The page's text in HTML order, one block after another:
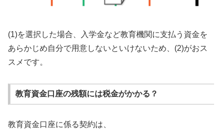
(1)を選択した場合、入学金など教育機関に支払う資金を
あらかじめ自分で用意しないといけないため、(2)がおス
スメです。
教育資金口座の残額には税金がかかる？
教育資金口座に係る契約は、